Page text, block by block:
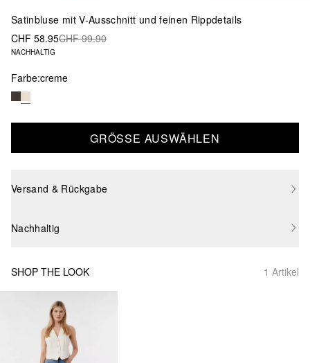
Satinbluse mit V-Ausschnitt und feinen Rippdetails
CHF 58.95CHF 99.90
NACHHALTIG
Farbe:creme
GRÖSSE AUSWÄHLEN
Versand & Rückgabe
Nachhaltig
SHOP THE LOOK 1 Artikel